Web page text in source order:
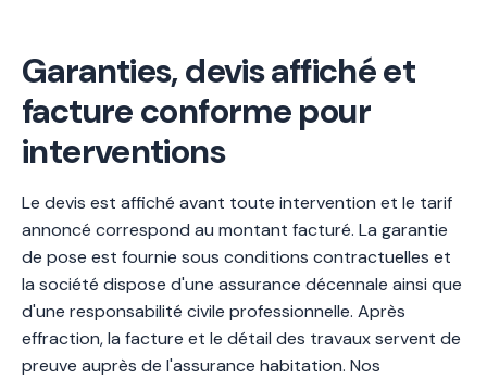
Garanties, devis affiché et
facture conforme pour
interventions
Le devis est affiché avant toute intervention et le tarif
annoncé correspond au montant facturé. La garantie
de pose est fournie sous conditions contractuelles et
la société dispose d'une assurance décennale ainsi que
d'une responsabilité civile professionnelle. Après
effraction, la facture et le détail des travaux servent de
preuve auprès de l'assurance habitation. Nos